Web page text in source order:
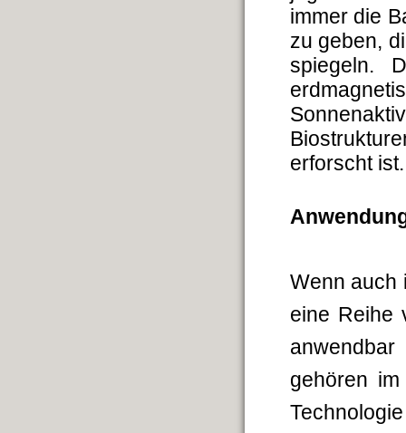
immer die
zu geben,
spiegeln.
erforscht
Wenn auch
eine Reihe
gehören im